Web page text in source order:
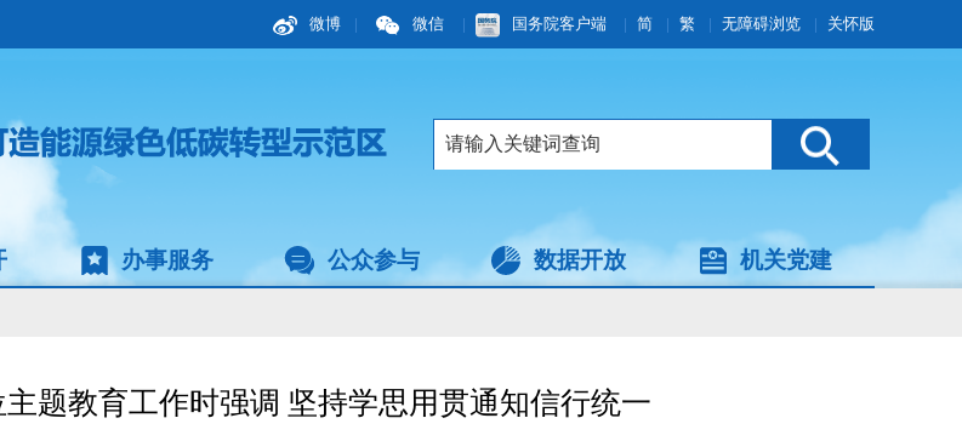
微博 | 微信 | 国务院客户端 | 简 | 繁 | 无障碍浏览 | 关怀版
办事服务 公众参与 数据开放 机关党建
题教育工作时强调 坚持学思用贯通知信行统一